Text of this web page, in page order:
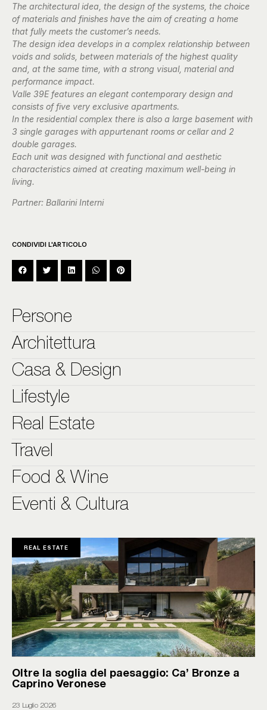
The architectural idea, the design of the systems, the choice
of materials and finishes have the aim of creating a home
that fully meets the customer’s needs.
The design idea develops in a complex relationship between
voids and solids, between materials of the highest quality
and, at the same time, with a strong visual, material and
performance impact.
Valle 39E features an elegant contemporary design and
consists of five very exclusive apartments.
In the residential complex there is also a large basement with
3 single garages with appurtenant rooms or cellar and 2
double garages.
Each unit was designed with functional and aesthetic
characteristics aimed at creating maximum well-being in
living.
Partner: Ballarini Interni
CONDIVIDI L'ARTICOLO
Persone
Architettura
Casa & Design
Lifestyle
Real Estate
Travel
Food & Wine
Eventi & Cultura
REAL ESTATE
Oltre la soglia del paesaggio: Ca’ Bronze a
Caprino Veronese
23 Luglio 2026